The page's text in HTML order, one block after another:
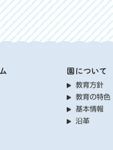
園について
教育方針
教育の特色
基本情報
沿革